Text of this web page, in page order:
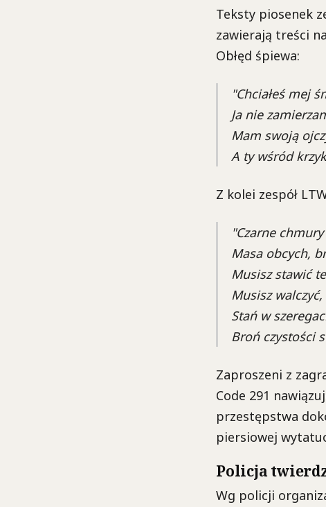
Teksty piosenek
zawierają treści
Obłęd śpiewa:
"Chciałeś mej
Ja nie
Mam swoją
A ty wśród
Z kolei zespół
"Czarne
Masa obcych,
Musisz stawić
Musisz walczyć,
Stań w
Broń czystości
Zaproszeni z
Code 291
przestępstwa
piersiowej
Policja
Wg policji